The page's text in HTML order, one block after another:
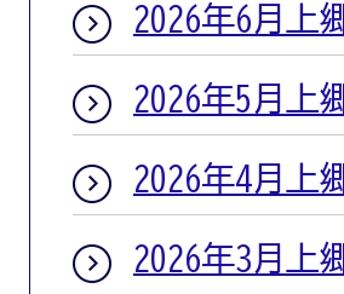
2026年6月上
2026年5月上
2026年4月上
2026年3月上